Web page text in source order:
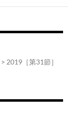
> 2019［第31節］